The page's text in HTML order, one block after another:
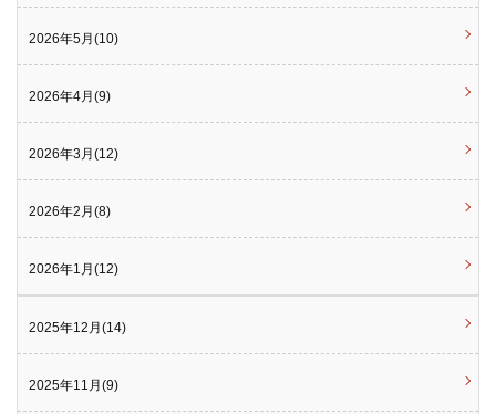
2026年5月(10)
2026年4月(9)
2026年3月(12)
2026年2月(8)
2026年1月(12)
2025年12月(14)
2025年11月(9)